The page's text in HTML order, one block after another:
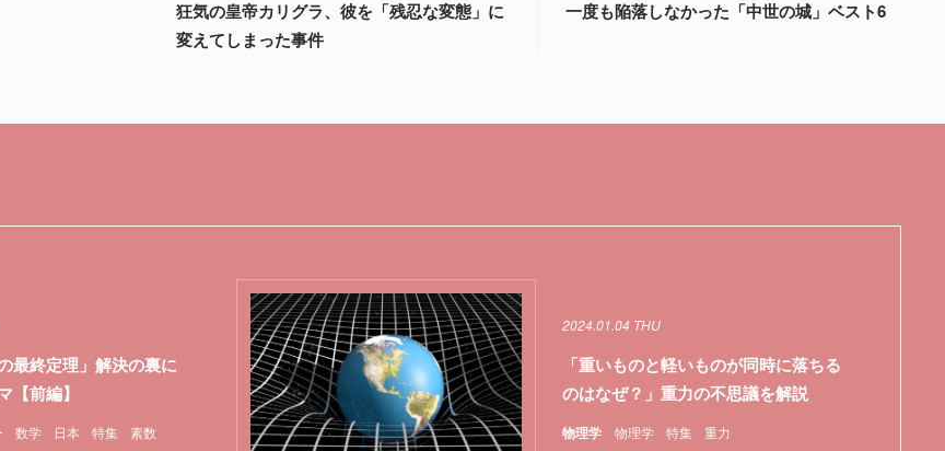
狂気の皇帝カリグラ、彼を「残忍な変態」に
変えてしまった事件
一度も陥落しなかった「中世の城」ベスト6
数学 日本 特集 素数
最終定理」解決の裏に
【前編】
物理学 物理学 特集 重力
2024.01.04 THU
「重いものと軽いものが同時に落ちる
のはなぜ？」重力の不思議を解説